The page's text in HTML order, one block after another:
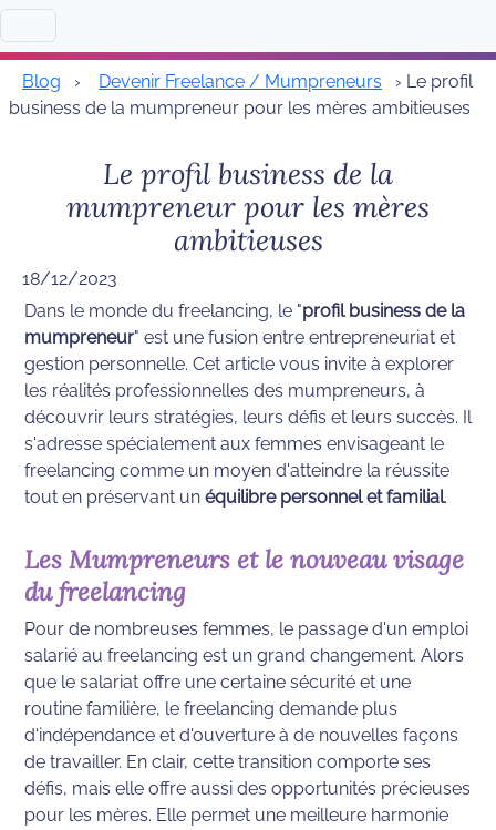
Blog › Devenir Freelance / Mumpreneurs
› Le profil
business de la mumpreneur pour les mères ambitieuses
Le profil business de la
mumpreneur pour les mères
ambitieuses
18/12/2023
Dans le monde du freelancing, le "profil business de la
mumpreneur" est une fusion entre entrepreneuriat et
gestion personnelle. Cet article vous invite à explorer
les réalités professionnelles des mumpreneurs, à
découvrir leurs stratégies, leurs défis et leurs succès. Il
s'adresse spécialement aux femmes envisageant le
freelancing comme un moyen d'atteindre la réussite
tout en préservant un équilibre personnel et familial.
Les Mumpreneurs et le nouveau visage
du freelancing
Pour de nombreuses femmes, le passage d'un emploi
salarié au freelancing est un grand changement. Alors
que le salariat offre une certaine sécurité et une
routine familière, le freelancing demande plus
d'indépendance et d'ouverture à de nouvelles façons
de travailler. En clair, cette transition comporte ses
défis, mais elle offre aussi des opportunités précieuses
pour les mères. Elle permet une meilleure harmonie